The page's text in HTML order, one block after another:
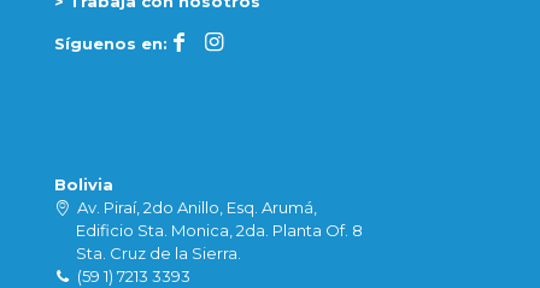
Síguenos en:
Bolivia
Av. Piraí, 2do Anillo, Esq. Arumá,
Edificio Sta. Monica, 2da. Planta Of. 8
Sta. Cruz de la Sierra.
(59 1) 7213 3393